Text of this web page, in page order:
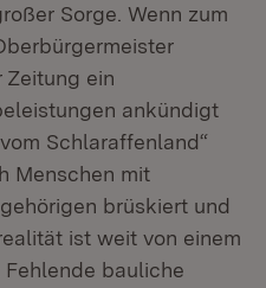
Sorge. Wenn zum
ein
ankündigt
Schlaraffenland“
Menschen mit
brüskiert und
ist weit von einem
bauliche